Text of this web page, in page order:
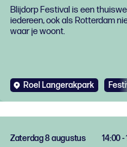
Blijdorp Festival is een
iedereen, ook als Rotterdam
waar je woont.
Roel Langerakpark
Zaterdag 8 augustus 14:00 -